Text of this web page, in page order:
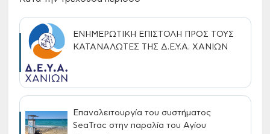
ΕΝΗΜΕΡΩΤΙΚΗ ΕΠΙΣΤΟΛΗ ΠΡΟΣ ΤΟΥΣ
ΚΑΤΑΝΑΛΩΤΕΣ ΤΗΣ Δ.Ε.Υ.Α. ΧΑΝΙΩΝ
Επαναλειτουργία του συστήματος
SeaTrac στην παραλία του Αγίου